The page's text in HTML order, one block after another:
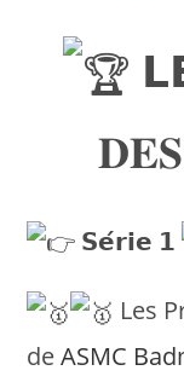
𝗦𝗲́𝗿𝗶𝗲 𝟭
Les
deASMC